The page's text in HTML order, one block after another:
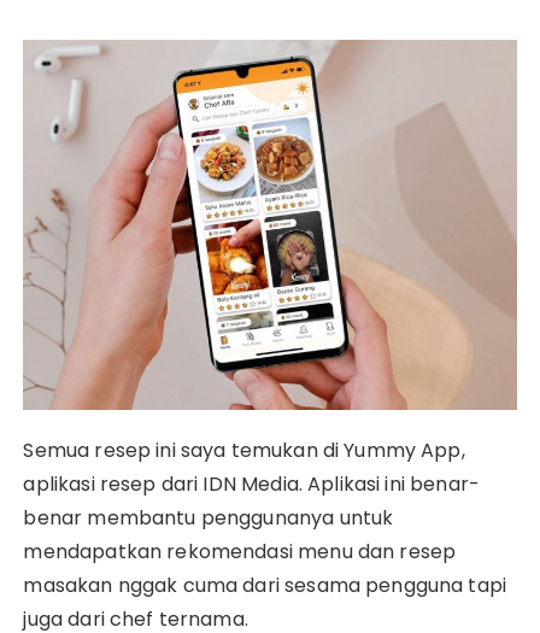
Semua resep ini saya temukan di Yummy App,
aplikasi resep dari IDN Media. Aplikasi ini benar-
benar membantu penggunanya untuk
mendapatkan rekomendasi menu dan resep
masakan nggak cuma dari sesama pengguna tapi
juga dari chef ternama.